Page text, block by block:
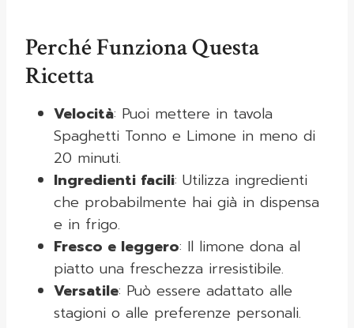
Perché Funziona Questa
Ricetta
Velocità: Puoi mettere in tavola
Spaghetti Tonno e Limone in meno di
20 minuti.
Ingredienti facili: Utilizza ingredienti
che probabilmente hai già in dispensa
e in frigo.
Fresco e leggero: Il limone dona al
piatto una freschezza irresistibile.
Versatile: Può essere adattato alle
stagioni o alle preferenze personali.